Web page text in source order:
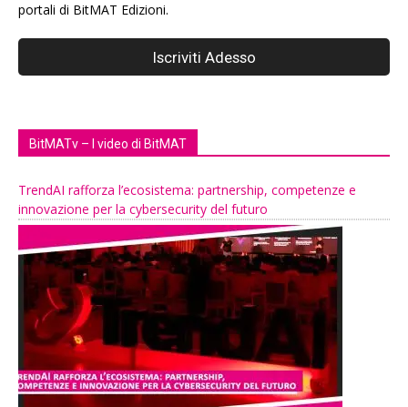
portali di BitMAT Edizioni.
BitMATv – I video di BitMAT
TrendAI rafforza l’ecosistema: partnership, competenze e
innovazione per la cybersecurity del futuro